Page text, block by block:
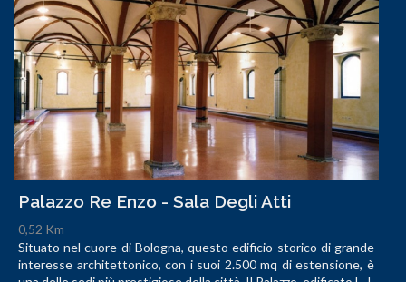
Palazzo Re Enzo - Sala Degli Atti
0,52 Km
Situato nel cuore di Bologna, questo edificio storico di grande
interesse architettonico, con i suoi 2.500 mq di estensione, è